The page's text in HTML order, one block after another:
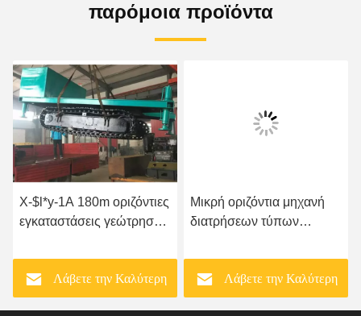
παρόμοια προϊόντα
X-$l*y-1A 180m οριζόντιες
εγκαταστάσεις γεώτρησης
διατρήσεων φρεατίων
νερού Λάβετε την Καλύτερη
Μικρή οριζόντια μηχανή
διατρήσεων τύπων
αλυσίδων φρεατίων νερού
Λάβετε την Καλύτερη